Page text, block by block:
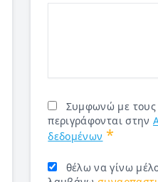
Συμφωνώ με τους
περιγράφονται στην
δεδομένων *
θέλω να γίνω